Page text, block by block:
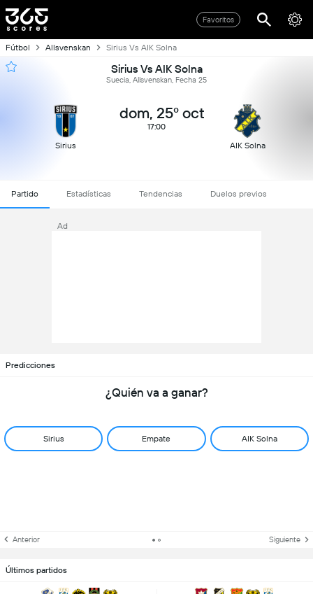
Favoritos
Fútbol Allsvenskan Sirius Vs AIK Solna
Sirius Vs AIK Solna
Suecia, Allsvenskan, Fecha 25
Sirius
dom, 25º oct
17:00
AIK Solna
Partido Estadísticas Tendencias Duelos previos
Ad
Predicciones
¿Quién va a ganar?
Sirius Empate AIK Solna
Anterior Siguiente
Últimos partidos